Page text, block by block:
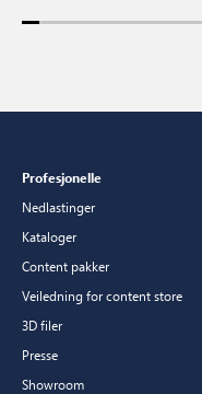
Profesjonelle
Nedlastinger
Kataloger
Content pakker
Veiledning for content store
3D filer
Presse
Showroom